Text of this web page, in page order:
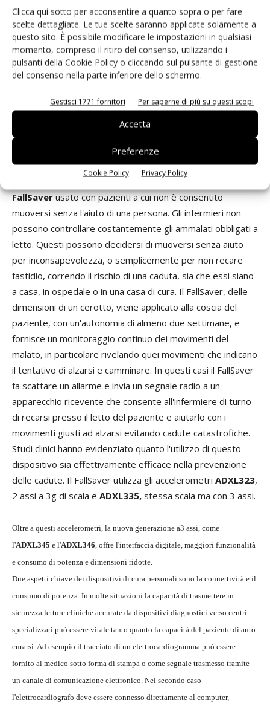
Clicca qui sotto per acconsentire a quanto sopra o per fare
scelte dettagliate. Le tue scelte saranno applicate solamente a
questo sito. È possibile modificare le impostazioni in qualsiasi
momento, compreso il ritiro del consenso, utilizzando i
pulsanti della Cookie Policy o cliccando sul pulsante di gestione
del consenso nella parte inferiore dello schermo.
Gestisci 1771 fornitori Per saperne di più su questi scopi
Accetta
Preferenze
Cookie Policy Privacy Policy
vita e la morte.PocketCPRprodotta daZoll Medical
viene posta sotto la mano di una persona che pratica la
rianimazione a una vittima di un attacco cardiaco. Il
dispositivo misura la compressione toracica fornendo un
feedback ottico e acustico al soccorritore per calibrare la
in grado di guidare il soccorritore inesperto così come
fornire un aiuto agli esperti per applicare la tecnica più
opportuna. Il PocketCPR utilizza l'accelerometro
di Analog Devices per effettuare misure precise del
movimento dello strumento nella mano del soccorritore.
Un altro dispositivo concettualmente semplice è il
FallSaverusato con pazienti a cui non è consentito
muoversi senza l'aiuto di una persona. Gli infermieri non
possono controllare costantemente gli ammalati obbligati a
letto. Questi possono decidersi di muoversi senza aiuto
per inconsapevolezza, o semplicemente per non recare
fastidio, correndo il rischio di una caduta, sia che essi siano
a casa, in ospedale o in una casa di cura. Il FallSaver, delle
dimensioni di un cerotto, viene applicato alla coscia del
paziente, con un'autonomia di almeno due settimane, e
fornisce un monitoraggio continuo dei movimenti del
malato, in particolare rivelando quei movimenti che indicano
il tentativo di alzarsi e camminare. In questi casi il FallSaver
fa scattare un allarme e invia un segnale radio a un
apparecchio ricevente che consente all'infermiere di turno
di recarsi presso il letto del paziente e aiutarlo con i
movimenti giusti ad alzarsi evitando cadute catastrofiche.
Studi clinici hanno evidenziato quanto l'utilizzo di questo
dispositivo sia effettivamente efficace nella prevenzione
delle cadute. Il FallSaver utilizza gli accelerometri ADXL323,
2 assi a 3g di scala e ADXL335, stessa scala ma con 3 assi.
Oltre a questi accelerometri, la nuova generazione a3 assi, come
l'ADXL345 e l'ADXL346, offre l'interfaccia digitale, maggiori funzionalità
e consumo di potenza e dimensioni ridotte.
Due aspetti chiave dei dispositivi di cura personali sono la connettività e il
consumo di potenza. In molte situazioni la capacità di trasmettere in
sicurezza letture cliniche accurate da dispositivi diagnostici verso centri
specializzati può essere vitale tanto quanto la capacità del paziente di auto
curarsi. Ad esempio il tracciato di un elettrocardiogramma può essere
fornito al medico sotto forma di stampa o come segnale trasmesso tramite
un canale di comunicazione elettronico. Nel secondo caso
l'elettrocardiografo deve essere connesso direttamente al computer,